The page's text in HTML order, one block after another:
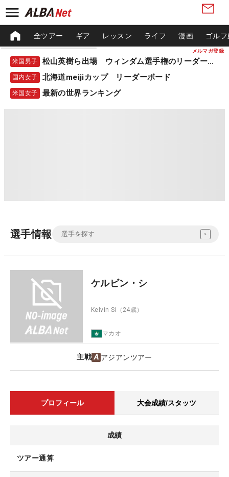
メルマガ登録
全ツアー ギア レッスン ライフ 漫画 ゴル
米国男子 松山英樹ら出場 ウィンダム選手権のリーダーボード
国内女子 北海道meijiカップ リーダーボード
米国女子 最新の世界ランキング
選手情報
ケルビン・シ
Kelvin Si （24歳）
マカオ
主戦 アジアンツアー
プロフィール 大会成績/スタッツ
成績
ツアー通算